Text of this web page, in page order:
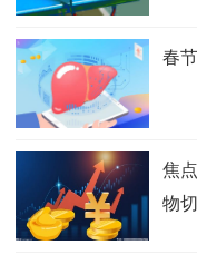
春
焦
物